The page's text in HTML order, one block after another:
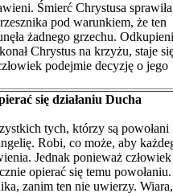
Śmierć Chrystusa
pod warunkiem, że ten
żadnego grzechu.
Chrystus na krzyżu, staje
podejmie decyzję o jego
się działaniu Ducha
tych, którzy są powołani
Robi, co może, aby
Jednak ponieważ człowiek
opierać się temu powołaniu.
zanim ten nie uwierzy. Wiara,